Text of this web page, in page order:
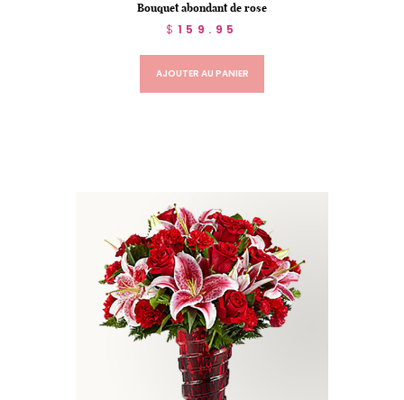
Bouquet abondant de rose
$ 159.95
AJOUTER AU PANIER